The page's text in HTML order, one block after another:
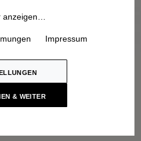
anzeigen…
Impressum
& WEITER